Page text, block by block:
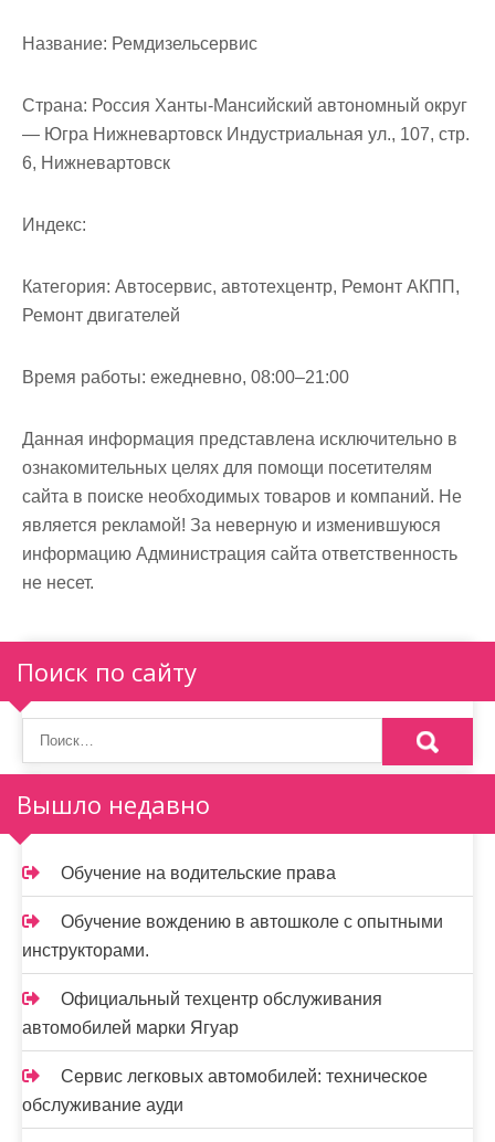
Название: Ремдизельсервис
Страна: Россия Ханты-Мансийский автономный округ
— Югра Нижневартовск Индустриальная ул., 107, стр.
6, Нижневартовск
Индекс:
Категория: Автосервис, автотехцентр, Ремонт АКПП,
Ремонт двигателей
Время работы: ежедневно, 08:00–21:00
Данная информация представлена исключительно в
ознакомительных целях для помощи посетителям
сайта в поиске необходимых товаров и компаний. Не
является рекламой! За неверную и изменившуюся
информацию Администрация сайта ответственность
не несет.
Поиск по сайту
Вышло недавно
Обучение на водительские права
Обучение вождению в автошколе с опытными
инструкторами.
Официальный техцентр обслуживания
автомобилей марки Ягуар
Сервис легковых автомобилей: техническое
обслуживание ауди